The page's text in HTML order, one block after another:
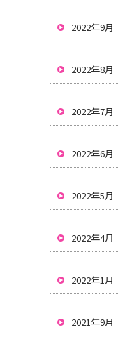
2022年9月
2022年8月
2022年7月
2022年6月
2022年5月
2022年4月
2022年1月
2021年9月